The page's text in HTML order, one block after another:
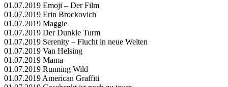
01.07.2019 Emoji – Der Film
01.07.2019 Erin Brockovich
01.07.2019 Maggie
01.07.2019 Der Dunkle Turm
01.07.2019 Serenity – Flucht in neue Welten
01.07.2019 Van Helsing
01.07.2019 Mama
01.07.2019 Running Wild
01.07.2019 American Graffiti